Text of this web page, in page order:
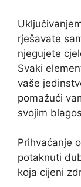
rješavate
njegujete
Svaki
vaše
pomažući
svojim
Prihvaćanje
potaknuti
koja cijeni